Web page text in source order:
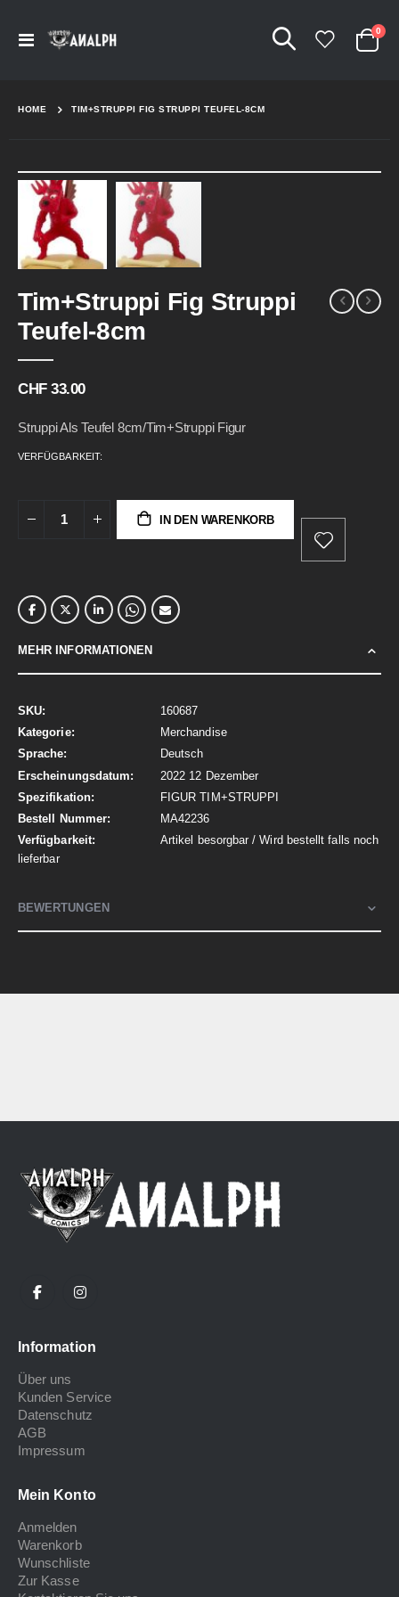
Navigation
Cart
0
HOME TIM+STRUPPI FIG STRUPPI TEUFEL-8CM
Tim+Struppi Fig Struppi
Teufel-8cm
CHF 33.00
Struppi Als Teufel 8cm/Tim+Struppi Figur
VERFÜGBARKEIT:
IN DEN WARENKORB
MEHR INFORMATIONEN
Mehr
Informationen
160687
Merchandise
Deutsch
2022 12 Dezember
FIGUR TIM+STRUPPI
MA42236
Artikel besorgbar / Wird bestellt falls noch
lieferbar
BEWERTUNGEN
Skip
end
of
the
images
gallery
to
the
beginning
images
Information
Über uns
Kunden Service
Datenschutz
AGB
Impressum
Mein Konto
Anmelden
Warenkorb
Wunschliste
Zur Kasse